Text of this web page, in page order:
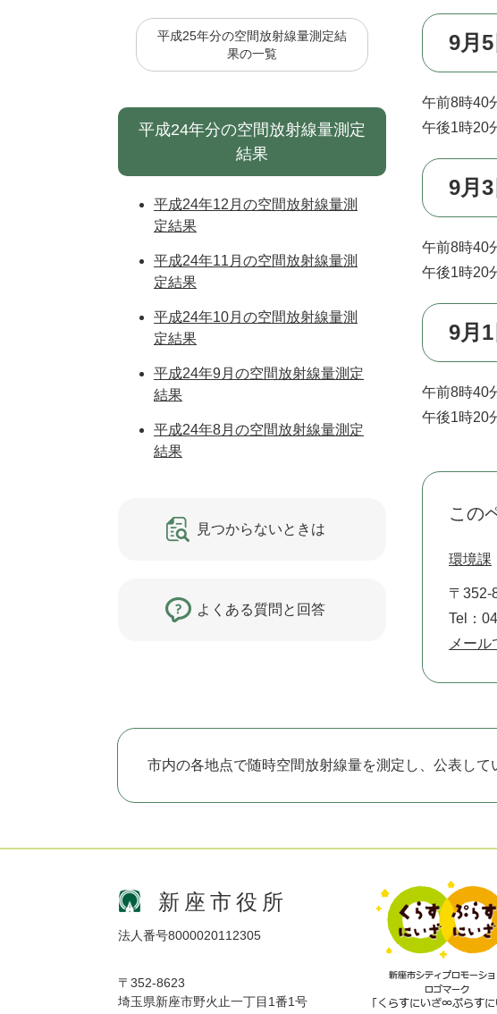
9月5
午前8時40
午後1時20
9月3
午前8時40
午後1時20
9月1
午前8時40
午後1時20
この
環境課
〒352-
Tel：
メー
平成25年分の空間放射線量測定結
果の一覧
平成24年分の空間放射線量測定
結果
平成24年12月の空間放射線量測
定結果
平成24年11月の空間放射線量測
定結果
平成24年10月の空間放射線量測
定結果
平成24年9月の空間放射線量測定
結果
平成24年8月の空間放射線量測定
結果
見つからないときは
よくある質問と回答
市内の各地点で随時空間放射線量を測定し、公表して
新座市役所
法人番号8000020112305
〒352-8623
埼玉県新座市野火止一丁目1番1号